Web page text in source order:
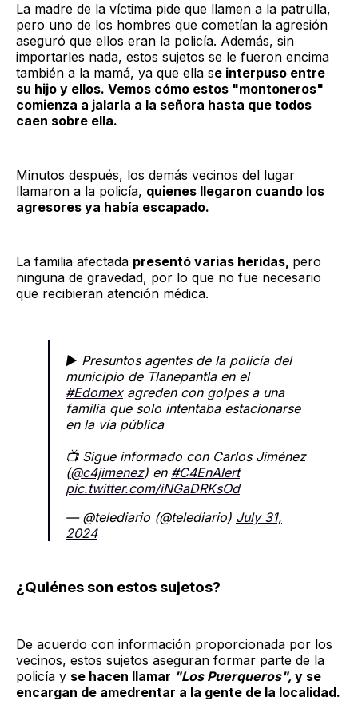
La madre de la víctima pide que llamen a la patrulla,
pero uno de los hombres que cometían la agresión
aseguró que ellos eran la policía. Además, sin
importarles nada, estos sujetos se le fueron encima
también a la mamá, ya que ella se interpuso entre
su hijo y ellos. Vemos cómo estos "montoneros"
comienza a jalarla a la señora hasta que todos
caen sobre ella.
Minutos después, los demás vecinos del lugar
llamaron a la policía, quienes llegaron cuando los
agresores ya había escapado.
La familia afectada presentó varias heridas, pero
ninguna de gravedad, por lo que no fue necesario
que recibieran atención médica.
▶ Presuntos agentes de la policía del
municipio de Tlanepantla en el
#Edomexagreden con golpes a una
familia que solo intentaba estacionarse
en la vía pública
📺 Sigue informado con Carlos Jiménez
(@c4jimenez) en #C4EnAlert
pic.twitter.com/iNGaDRKsOd
— @telediario (@telediario) July 31,
2024
¿Quiénes son estos sujetos?
De acuerdo con información proporcionada por los
vecinos, estos sujetos aseguran formar parte de la
policía y se hacen llamar "Los Puerqueros", y se
encargan de amedrentar a la gente de la localidad.